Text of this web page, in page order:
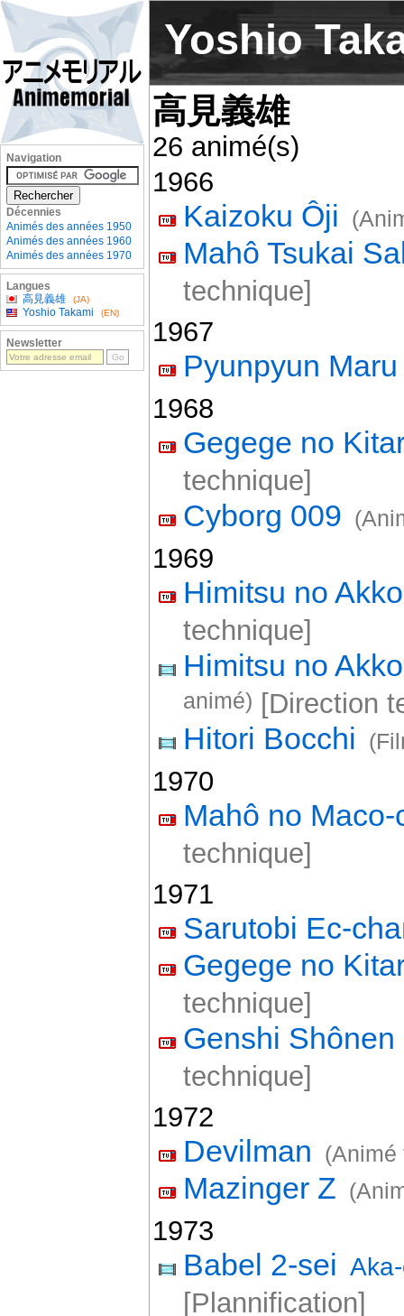
Yoshio
高見義雄
26 animé(s)
1966
Kaizoku Ôji
Mahô Tsukai
technique]
1967
Pyunpyun Maru
1968
Gegege no
technique]
Cyborg 009
1969
Himitsu no
technique]
Himitsu no
animé) [Direction
Hitori Bocchi
1970
Mahô no Maco-
technique]
1971
Sarutobi Ec-
Gegege no
technique]
Genshi Shônen
technique]
1972
Devilman (Animé
Mazinger Z
1973
Babel 2-sei
[Plannification]
Navigation
Décennies
Animés des années 1950
Animés des années 1960
Animés des années 1970
Langues
高見義雄
(JA)
Yoshio Takami (EN)
Newsletter